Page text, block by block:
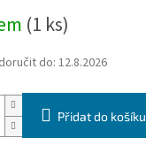
(1 ks)
do: 12.8.2026
Přidat do košíku